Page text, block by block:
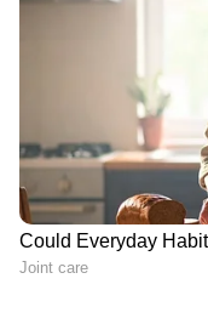
സിവിടി
എന്നിവയിൽ
വെന്റുകളുള്ള